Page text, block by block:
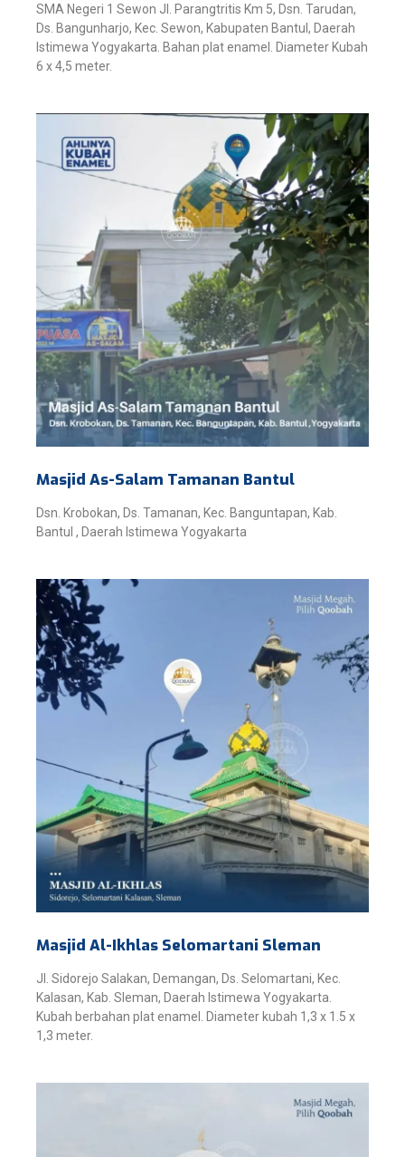
SMA Negeri 1 Sewon Jl. Parangtritis Km 5, Dsn. Tarudan,
Ds. Bangunharjo, Kec. Sewon, Kabupaten Bantul, Daerah
Istimewa Yogyakarta. Bahan plat enamel. Diameter Kubah
6 x 4,5 meter.
Masjid As-Salam Tamanan Bantul
Dsn. Krobokan, Ds. Tamanan, Kec. Banguntapan, Kab.
Bantul , Daerah Istimewa Yogyakarta
Masjid Al-Ikhlas Selomartani Sleman
Jl. Sidorejo Salakan, Demangan, Ds. Selomartani, Kec.
Kalasan, Kab. Sleman, Daerah Istimewa Yogyakarta.
Kubah berbahan plat enamel. Diameter kubah 1,3 x 1.5 x
1,3 meter.